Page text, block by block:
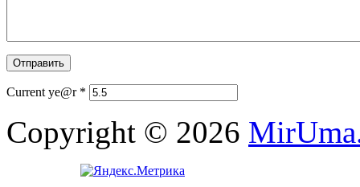
Current ye@r *
Copyright © 2026